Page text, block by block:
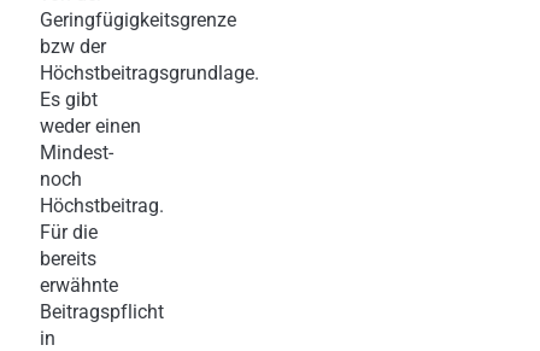
Geringfügigkeitsgrenze
bzw der
Höchstbeitragsgrundlage.
Es gibt
weder einen
Mindest-
noch
Höchstbeitrag.
Für die
bereits
erwähnte
Beitragspflicht
in